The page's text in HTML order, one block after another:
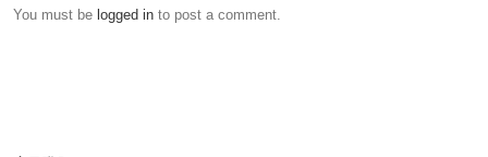
You must be logged in to post a comment.